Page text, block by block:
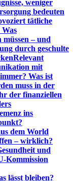
weniger
bedeuten
tätliche
– und
durch geschulte
Relevant
mit
Was ist
muss in der
der finanziellen
ins
dem World
– wirklich?
und
Kommission
lässt bleiben?